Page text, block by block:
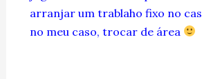
arranjar um trablaho fixo no
no meu caso, trocar de área